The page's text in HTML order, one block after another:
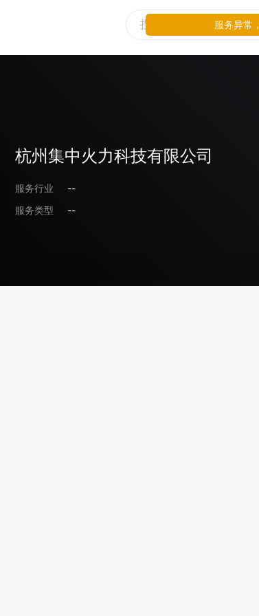
杭州集中火力科技有限公司
服务行业
--
服务类型
--